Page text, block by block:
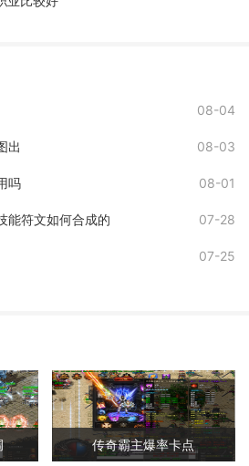
08-04
出 08-03
吗 08-01
能符文如何合成的 07-28
07-25
传奇霸主爆率卡点